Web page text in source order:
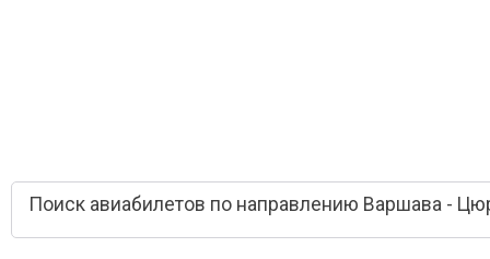
Поиск авиабилетов по направлению Варшава -